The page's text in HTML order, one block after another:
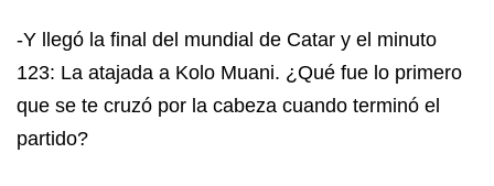
-Y llegó la final del mundial de Catar y el minuto
123: La atajada a Kolo Muani. ¿Qué fue lo primero
que se te cruzó por la cabeza cuando terminó el
partido?